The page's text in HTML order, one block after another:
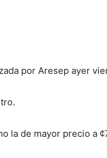
por Aresep ayer
la de mayor precio a